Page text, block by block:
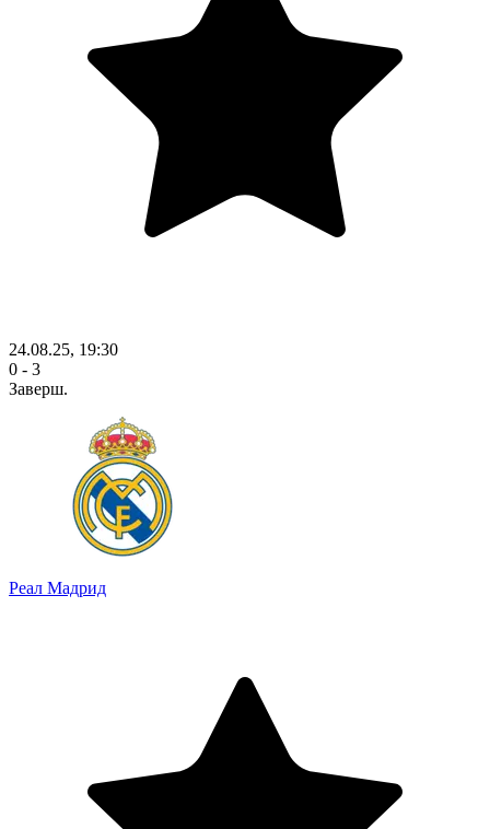
24.08.25, 19:30
0 - 3
Заверш.
Реал Мадрид